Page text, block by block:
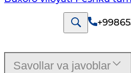
Savollar va javoblar